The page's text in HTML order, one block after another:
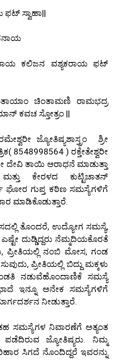
ಸ್ವಾಹಾ||
ಕಲಿಜನ ವಶ್ಯಕರಾಯ ಫಟ್
ಚಿಂತಾಮಣಿ ರಾಮಭದ್ರ
ಕವಚ ಸ್ತೋತ್ರಂ ||
ಜ್ಯೋತಿಷ್ಯಶಾಸ್ತ್ರಂ ಶ್ರೀ
8548998564 ) ರಕ್ತೇತೇಶ್ವರೀ
ದೇವಿ ತಾಯಿ ಆರಾಧನೆ ಮಾಡುತ್ತಾ
ಕೇರಳದ ಕುಟ್ಟಿಚಾತನ್
ಘೋರ ಗುಪ್ತ ಕಠಿಣ ಸಮಸ್ಯೆಗಳಿಗೆ
ಮಾಡಿಕೊಡುತ್ತಾರೆ.
ತೊಂದರೆ, ಉದ್ಯೋಗ ಸಮಸ್ಯೆ,
ದುಡ್ಡಿದ್ದರು ನೆಮ್ಮದಿಯಕೊರತೆ
ಪ್ರೀತಿಯಲ್ಲಿ ನಂಬಿ ಮೋಸ, ಗಂಡ
ಪ್ರೀತಿಯಲ್ಲಿ ಬಿದ್ದು ಮಕ್ಕಳು
ನಡುವೆಹೊಂದಾಣಿಕೆ ಸಮಸ್ಯೆ
ಇನ್ನೂ ಅನೇಕ ಸಮಸ್ಯೆಗಳಿಗೆ
ನೀಡುತ್ತಾರೆ.
ಸಮಸ್ಯೆಗಳ ನಿವಾರಣೆಗೆ ಅತ್ಯಂತ
ಪಡೆದಿರುವ ಜ್ಯೋತಿಷ್ಯರು. ನಿಮ್ಮ
ಸಿಗದೆ ನೊಂದಿದ್ದರೆ ಇವರನ್ನು